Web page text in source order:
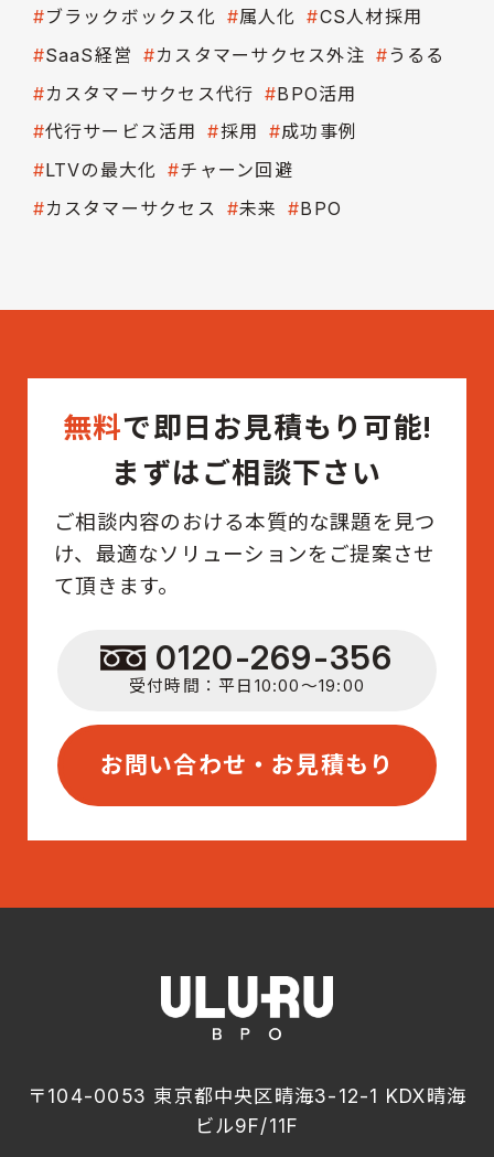
ブラックボックス化
属人化
CS人材採用
SaaS経営
カスタマーサクセス外注
うるる
カスタマーサクセス代行
BPO活用
代行サービス活用
採用
成功事例
LTVの最大化
チャーン回避
カスタマーサクセス
未来 BPO
無料で即日お見積もり可能!
まずはご相談下さい
ご相談内容のおける本質的な課題を見つ
け、最適なソリューションをご提案させ
て頂きます。
0120-269-356
受付時間：平日10:00〜19:00
お問い合わせ・お見積もり
〒104-0053 東京都中央区晴海3-12-1 KDX晴海
ビル9F/11F